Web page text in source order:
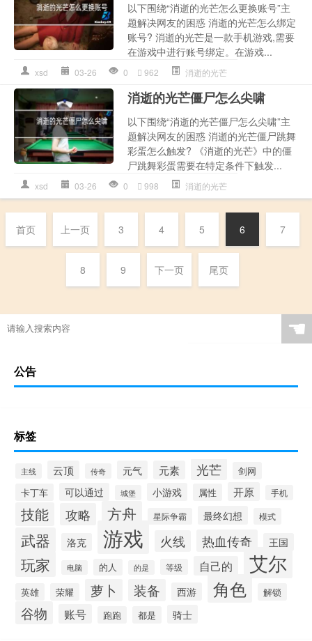
以下围绕“消逝的光芒怎么更换账号”主
题解决网友的困惑 消逝的光芒怎么绑定
账号? 消逝的光芒是一款手机游戏,需要
在游戏中进行账号绑定。在游戏...
xsd 03-26 0 962 消逝的光芒
消逝的光芒僵尸怎么尖啸
以下围绕“消逝的光芒僵尸怎么尖啸”主
题解决网友的困惑 消逝的光芒僵尸跳舞
彩蛋怎么触发? 《消逝的光芒》中的僵
尸跳舞彩蛋需要在特定条件下触发...
xsd 03-26 0 998 消逝的光芒
首页 上一页 3 4 5 6 7
8 9 下一页 尾页
☚
公告
标签
主线 云顶 传奇 元气 元素 光芒
剑网
卡丁车
可以通过 城堡 小游戏 属性 开原 手机
技能 攻略 方舟 星际争霸 最终幻想 模式
武器 洛克 游戏 火线 热血传奇 王国
玩家 电脑 的人 的是 等级 自己的 艾尔
英雄 荣耀 萝卜 装备 西游 角色 解锁
谷物 账号 跑跑 都是 骑士